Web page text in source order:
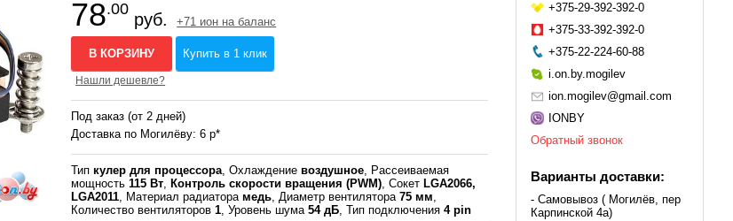
78.00
руб. +71 ион на баланс
В КОРЗИНУ Купить в 1 клик
Нашли дешевле?
Под заказ (от 2 дней)
Доставка по Могилёву: 6 р*
Типкулер для процессора, Охлаждениевоздушное, Рассеиваемая
мощность115 Вт, Контроль скорости вращения (PWM), Сокет LGA2066,
LGA2011, Материал радиаторамедь, Диаметр вентилятора75 мм,
Количество вентиляторов1, Уровень шума54 дБ, Тип подключения4 pin
+375-29-392-392-0
+375-33-392-392-0
+375-22-224-60-88
i.on.by.mogilev
ion.mogilev@gmail.com
IONBY
Обратный звонок
Варианты доставки:
- Самовывоз ( Могилёв, пер
Карпинской 4а)